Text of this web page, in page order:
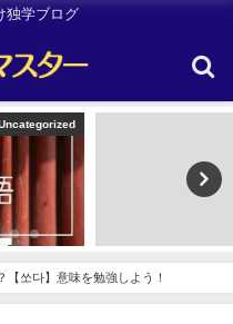
独学ブログ
【쏘다】意味を勉強しよう！